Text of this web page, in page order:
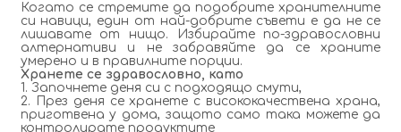
Когато се стремите да подобрите хранителните
си навици, един от най-добрите съвети е да не се
лишавате от нищо. Избирайте по-здравословни
алтернативи и не забравяйте да се храните
умерено и в правилните порции.
Хранете се здравословно, като
1. Започнете деня си с подходящо смути,
2. През деня се хранете с висококачествена храна,
приготвена у дома, защото само така можете да
контролирате продуктите